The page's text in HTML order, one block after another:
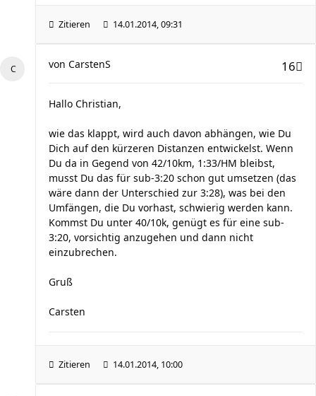
Zitieren 14.01.2014, 09:31
16
von CarstenS
Hallo Christian,
wie das klappt, wird auch davon abhängen, wie Du
Dich auf den kürzeren Distanzen entwickelst. Wenn
Du da in Gegend von 42/10km, 1:33/HM bleibst,
musst Du das für sub-3:20 schon gut umsetzen (das
wäre dann der Unterschied zur 3:28), was bei den
Umfängen, die Du vorhast, schwierig werden kann.
Kommst Du unter 40/10k, genügt es für eine sub-
3:20, vorsichtig anzugehen und dann nicht
einzubrechen.
Gruß
Carsten
Zitieren 14.01.2014, 10:00